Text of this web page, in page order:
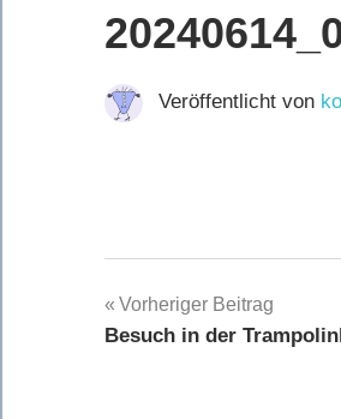
Veröffentlicht von
Vorheriger Beitrag
Besuch in der